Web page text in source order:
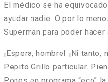
El médico se ha
ayudar nadie. O por lo
Superman para poder hacer
¡Espera, hombre! ¡Ni
Pepito Grillo particular.